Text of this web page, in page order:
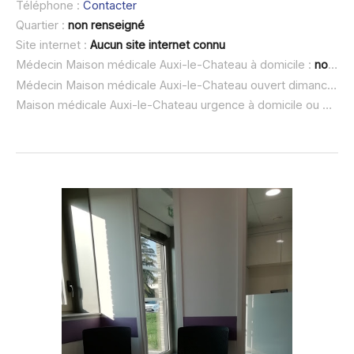
Téléphone : Contacter
Quartier : non renseigné
Site internet : Aucun site internet connu
Médecin Maison médicale Auxi-le-Chateau à domicile : non renseigné
Médecin Maison médicale Auxi-le-Chateau ouvert dimanche :
Maison médicale Auxi-le-Chateau urgence à domicile ou SOS médecin :